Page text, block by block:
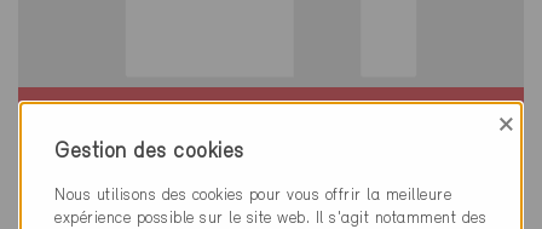
Définitif
Bern 3006
Nouvelle construction, Habitat collectif /
Gestion des cookies
×
Nous utilisons des cookies pour vous offrir la meilleure
expérience possible sur le site web. Il s'agit notamment des